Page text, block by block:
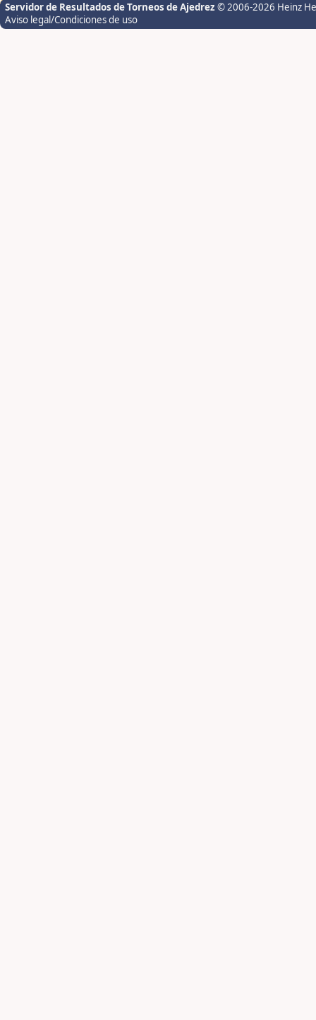
Servidor de Resultados de Torneos de Ajedrez © 2006-2026 Heinz
Aviso legal/Condiciones de uso